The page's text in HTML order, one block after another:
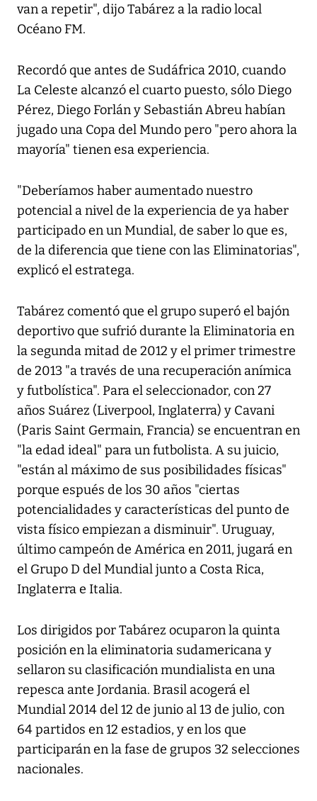
van a repetir", dijo Tabárez a la radio local
Océano FM.
Recordó que antes de Sudáfrica 2010, cuando
La Celeste alcanzó el cuarto puesto, sólo Diego
Pérez, Diego Forlán y Sebastián Abreu habían
jugado una Copa del Mundo pero "pero ahora la
mayoría" tienen esa experiencia.
"Deberíamos haber aumentado nuestro
potencial a nivel de la experiencia de ya haber
participado en un Mundial, de saber lo que es,
de la diferencia que tiene con las Eliminatorias",
explicó el estratega.
Tabárez comentó que el grupo superó el bajón
deportivo que sufrió durante la Eliminatoria en
la segunda mitad de 2012 y el primer trimestre
de 2013 "a través de una recuperación anímica
y futbolística". Para el seleccionador, con 27
años Suárez (Liverpool, Inglaterra) y Cavani
(Paris Saint Germain, Francia) se encuentran en
"la edad ideal" para un futbolista. A su juicio,
"están al máximo de sus posibilidades físicas"
porque espués de los 30 años "ciertas
potencialidades y características del punto de
vista físico empiezan a disminuir". Uruguay,
último campeón de América en 2011, jugará en
el Grupo D del Mundial junto a Costa Rica,
Inglaterra e Italia.
Los dirigidos por Tabárez ocuparon la quinta
posición en la eliminatoria sudamericana y
sellaron su clasificación mundialista en una
repesca ante Jordania. Brasil acogerá el
Mundial 2014 del 12 de junio al 13 de julio, con
64 partidos en 12 estadios, y en los que
participarán en la fase de grupos 32 selecciones
nacionales.